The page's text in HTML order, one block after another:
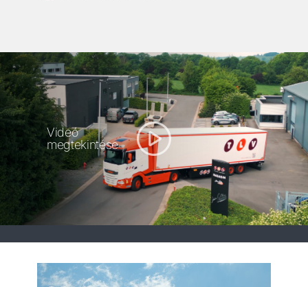
Videó
megtekintése